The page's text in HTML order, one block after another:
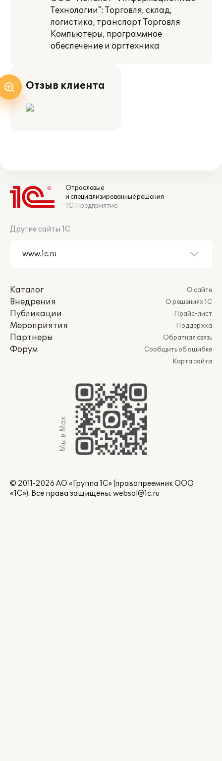
Технологии": Торговля, склад,
логистика, транспорт Торговля
Компьютеры, программное
обеспечение и оргтехника
Отзыв клиента
Отраслевые
и специализированные решения
1С:Предприятие
Другие сайты 1С
Каталог
Внедрения
Публикации
Мероприятия
Партнеры
Форум
О сайте
О решениях 1С
Прайс-лист
Поддержка
Обратная связь
Сообщить об ошибке
Карта сайта
Мы в Max
© 2011-2026 АО «Группа 1С» (правопреемник ООО
«1С»). Все права защищены. websol@1c.ru